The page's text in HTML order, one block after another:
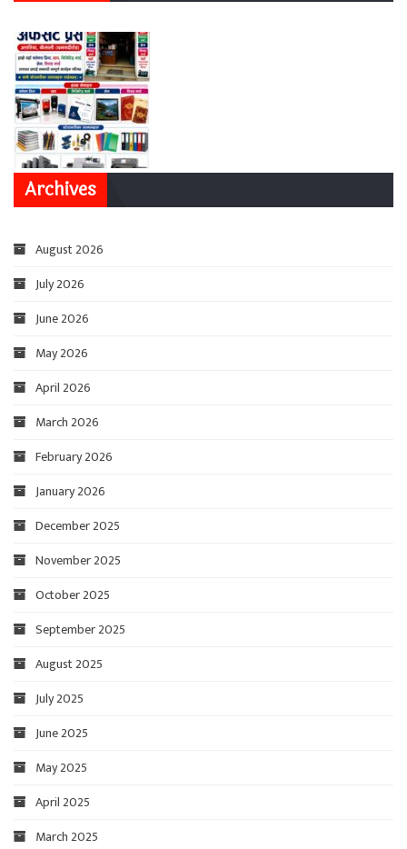
Archives
August 2026
July 2026
June 2026
May 2026
April 2026
March 2026
February 2026
January 2026
December 2025
November 2025
October 2025
September 2025
August 2025
July 2025
June 2025
May 2025
April 2025
March 2025